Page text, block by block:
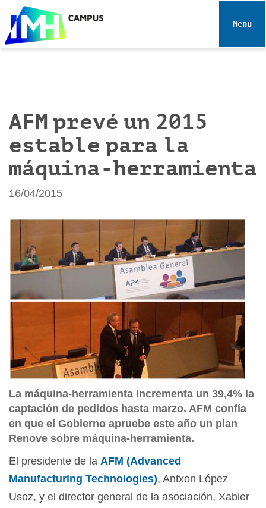
e
Toggle
AFM prevé un 2015
estable para la
máquina-herramienta
16/04/2015
La máquina-herramienta incrementa un 39,4% la
captación de pedidos hasta marzo. AFM confía
en que el Gobierno apruebe este año un plan
Renove sobre máquina-herramienta.
El presidente de la AFM (Advanced
Manufacturing Technologies), Antxon López
Usoz, y el director general de la asociación, Xabier